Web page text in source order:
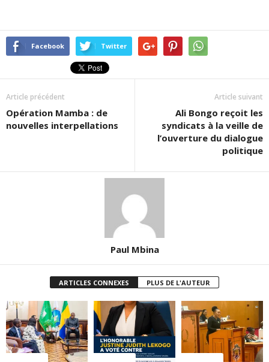
Facebook Twitter
Article précédent
Opération Mamba : de
nouvelles interpellations
Article suivant
Ali Bongo reçoit les
syndicats à la veille de
l’ouverture du dialogue
politique
Paul Mbina
ARTICLES CONNEXES PLUS DE L'AUTEUR